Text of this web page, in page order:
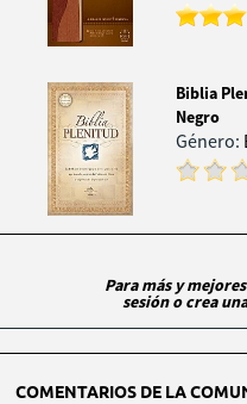
Biblia
Negro
Género:
Para más y
sesión o crea
COMENTARIOS DE LA